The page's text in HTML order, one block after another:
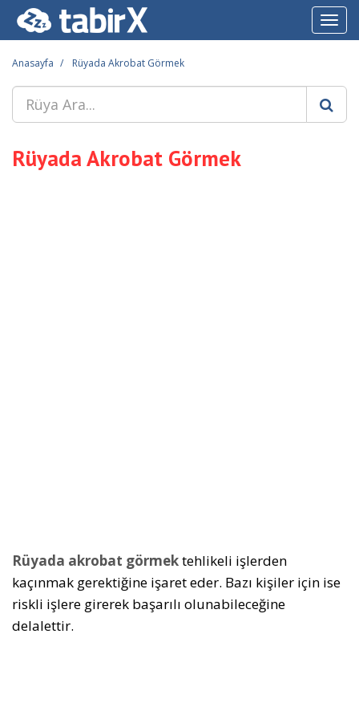
Anasayfa Rüyada Akrobat Görmek
Rüyada Akrobat Görmek
Rüyada akrobat görmektehlikeli işlerden
kaçınmak gerektiğine işaret eder. Bazı kişiler için ise
riskli işlere girerek başarılı olunabileceğine
delalettir.